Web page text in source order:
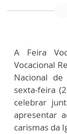
A Feira
Vocacional
Nacional
sexta-feira
celebrar
apresentar
carismas da